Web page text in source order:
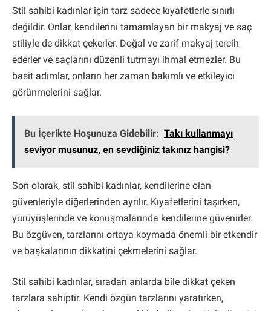
Stil sahibi kadınlar için tarz sadece kıyafetlerle sınırlı
değildir. Onlar, kendilerini tamamlayan bir makyaj ve saç
stiliyle de dikkat çekerler. Doğal ve zarif makyaj tercih
ederler ve saçlarını düzenli tutmayı ihmal etmezler. Bu
basit adımlar, onların her zaman bakımlı ve etkileyici
görünmelerini sağlar.
Bu İçerikte Hoşunuza Gidebilir: Takı kullanmayı
seviyor musunuz, en sevdiğiniz takınız hangisi?
Son olarak, stil sahibi kadınlar, kendilerine olan
güvenleriyle diğerlerinden ayrılır. Kıyafetlerini taşırken,
yürüyüşlerinde ve konuşmalarında kendilerine güvenirler.
Bu özgüven, tarzlarını ortaya koymada önemli bir etkendir
ve başkalarının dikkatini çekmelerini sağlar.
Stil sahibi kadınlar, sıradan anlarda bile dikkat çeken
tarzlara sahiptir. Kendi özgün tarzlarını yaratırken,